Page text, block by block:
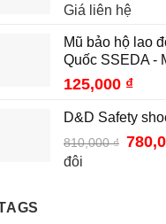
Giá liên hệ
Mũ bảo hộ lao
Quốc SSEDA -
125,000 ₫
D&D Safety
810,000₫ Giá
đôi